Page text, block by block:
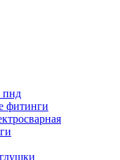
пнд
фитинги